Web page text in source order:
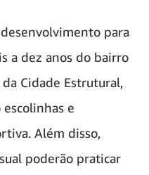
para
a dez anos do bairro
Cidade Estrutural,
e
Além disso,
poderão praticar